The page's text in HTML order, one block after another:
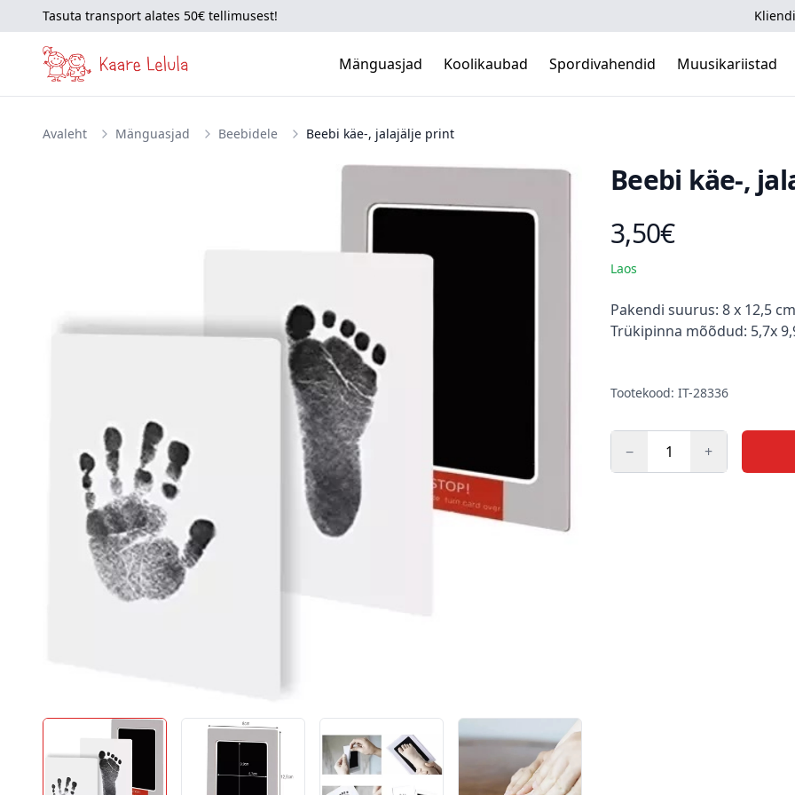
Tasuta transport alates 50€ tellimusest!
Mänguasjad Koolikaubad Spordivahendid Muusikariistad
Avaleht Mänguasjad Beebidele Beebi käe-, jalajälje print
Beebi käe-,
Toote hind
3,50€
Laos
Kirjeldus
Pakendi suurus: 8 x 12,5 cm
Trükipinna mõõdud: 5,7x
Tootekood: IT-28336
− +